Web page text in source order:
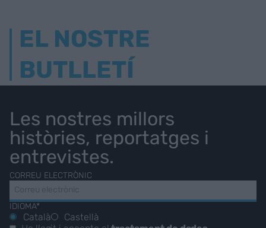
EL NOSTRE
BUTLLETÍ
Les nostres millors
històries, reportatges i
entrevistes.
CORREU ELECTRÒNIC
IDIOMA*
Català
Castellà